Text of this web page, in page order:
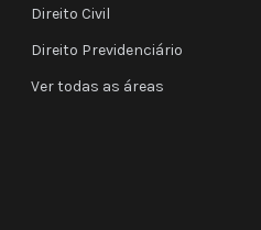
Direito Civil
Direito Previdenciário
Ver todas as áreas